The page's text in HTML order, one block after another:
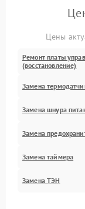
Цены
Ремонт платы
(восстановление)
Замена
Замена шнура
Замена
Замена таймера
Замена ТЭН